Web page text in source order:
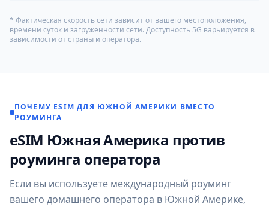
* Фактическая скорость сети зависит от вашего местоположения,
времени суток и загруженности сети. Доступность 5G варьируется в
зависимости от страны и оператора.
ПОЧЕМУ ESIM ДЛЯ ЮЖНОЙ АМЕРИКИ ВМЕСТО
РОУМИНГА
eSIM Южная Америка против
роуминга оператора
Если вы используете международный роуминг
вашего домашнего оператора в Южной Америке,